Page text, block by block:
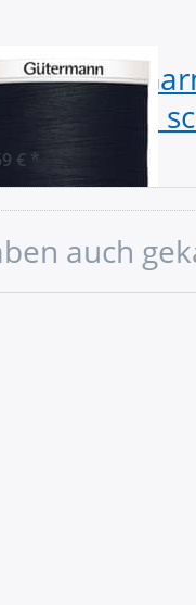
- Farbe:
€ *
auch